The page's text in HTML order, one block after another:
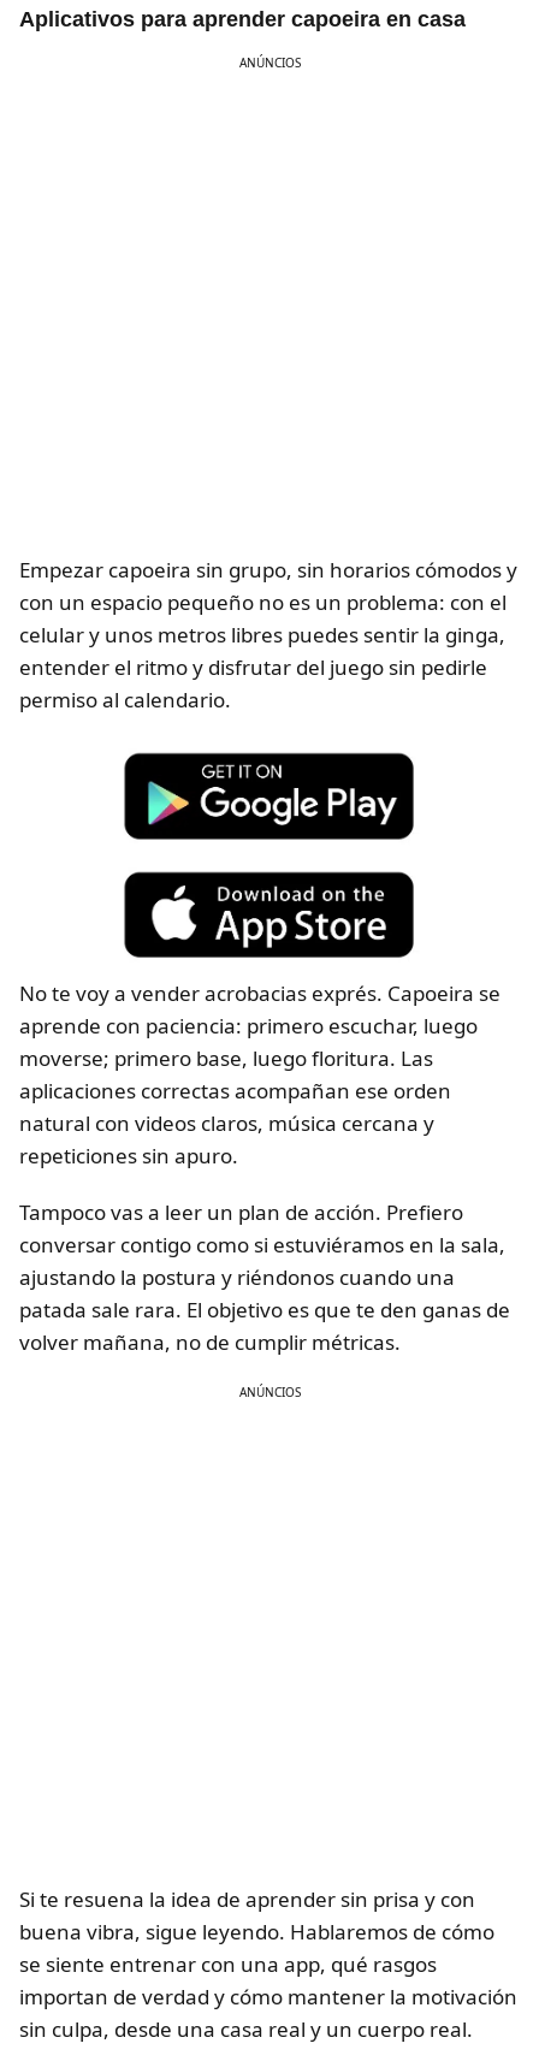
Aplicativos para aprender capoeira en casa
ANÚNCIOS
Empezar capoeira sin grupo, sin horarios cómodos y
con un espacio pequeño no es un problema: con el
celular y unos metros libres puedes sentir la ginga,
entender el ritmo y disfrutar del juego sin pedirle
permiso al calendario.
No te voy a vender acrobacias exprés. Capoeira se
aprende con paciencia: primero escuchar, luego
moverse; primero base, luego floritura. Las
aplicaciones correctas acompañan ese orden
natural con videos claros, música cercana y
repeticiones sin apuro.
Tampoco vas a leer un plan de acción. Prefiero
conversar contigo como si estuviéramos en la sala,
ajustando la postura y riéndonos cuando una
patada sale rara. El objetivo es que te den ganas de
volver mañana, no de cumplir métricas.
ANÚNCIOS
Si te resuena la idea de aprender sin prisa y con
buena vibra, sigue leyendo. Hablaremos de cómo
se siente entrenar con una app, qué rasgos
importan de verdad y cómo mantener la motivación
sin culpa, desde una casa real y un cuerpo real.